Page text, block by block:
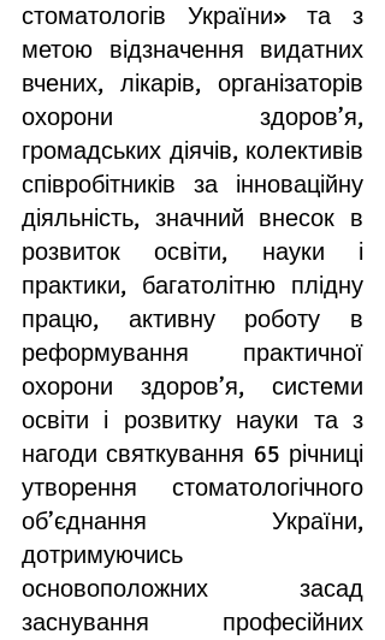
стоматологів України» та з
метою відзначення видатних
вчених, лікарів, організаторів
охорони здоров’я,
громадських діячів, колективів
співробітників за інноваційну
діяльність, значний внесок в
розвиток освіти, науки і
практики, багатолітню плідну
працю, активну роботу в
реформування практичної
охорони здоров’я, системи
освіти і розвитку науки та з
нагоди святкування 65 річниці
утворення стоматологічного
об’єднання України,
дотримуючись
основоположних засад
заснування професійних